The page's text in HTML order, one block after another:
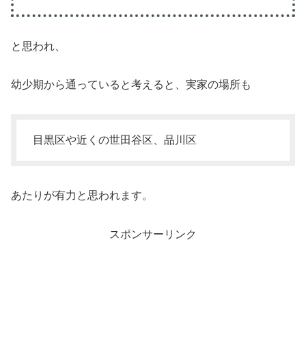
と思われ、
幼少期から通っていると考えると、実家の場所も
目黒区や近くの世田谷区、品川区
あたりが有力と思われます。
スポンサーリンク